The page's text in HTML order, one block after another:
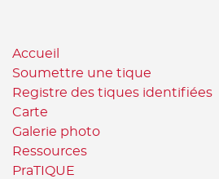
Accueil
Soumettre une tique
Registre des tiques identifiées
Carte
Galerie photo
Ressources
PraTIQUE